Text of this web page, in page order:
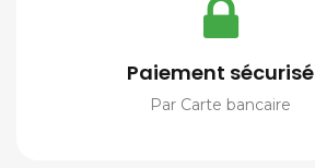
Paiement sécurisé
Par Carte bancaire